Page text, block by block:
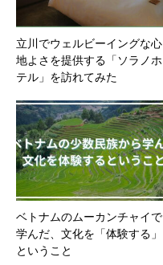
立川でウェルビーイングな心
地よさを提供する「ソラノホ
テル」を訪れてみた
ベトナムのムーカンチャイで
学んだ、文化を「体験する」
ということ